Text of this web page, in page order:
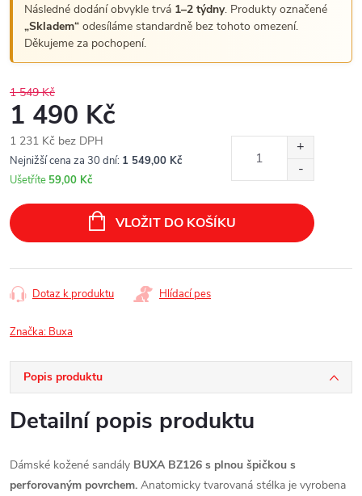
Následné dodání obvykle trvá 1–2 týdny. Produkty označené
„Skladem“ odesíláme standardně bez tohoto omezení.
Děkujeme za pochopení.
1 549 Kč
1 490 Kč
1 231 Kč bez DPH
Měrná
cena:
Nejnižší cena za 30 dní: 1 549,00 Kč
Ušetříte 59,00 Kč
VLOŽIT DO KOŠÍKU
Dotaz k produktu Hlídací pes
Značka: Buxa
Popis produktu
Detailní popis produktu
Dámské kožené sandály BUXA BZ126 s plnou špičkou s
perforovaným povrchem. Anatomicky tvarovaná stélka je vyrobena